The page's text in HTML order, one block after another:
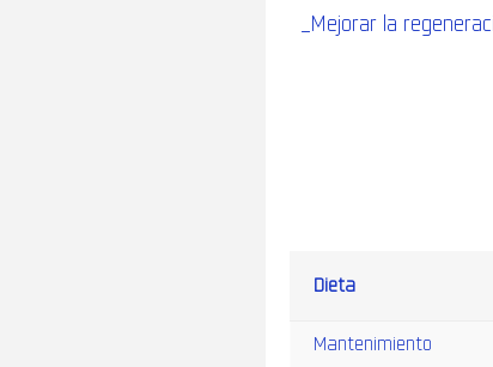
_Mejorar la
Dieta
Mantenimiento